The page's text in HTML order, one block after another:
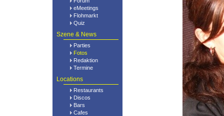
eMeetings
Flohmarkt
Quiz
Szene & News
Parties
Fotos
Redaktion
Termine
Locations
Restaurants
Discos
Bars
Cafes